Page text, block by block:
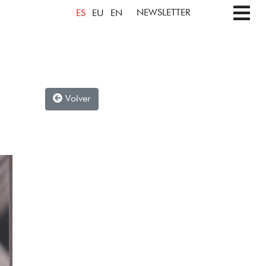
NEWSLETTER
ES EU EN
Volver